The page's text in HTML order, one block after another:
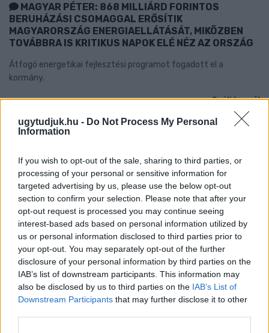
ugytudjuk.hu - Do Not Process My Personal
Information
If you wish to opt-out of the sale, sharing to third parties, or
processing of your personal or sensitive information for
targeted advertising by us, please use the below opt-out
section to confirm your selection. Please note that after your
opt-out request is processed you may continue seeing
interest-based ads based on personal information utilized by
us or personal information disclosed to third parties prior to
your opt-out. You may separately opt-out of the further
disclosure of your personal information by third parties on the
IAB’s list of downstream participants. This information may
also be disclosed by us to third parties on the IAB’s List of
Downstream Participants that may further disclose it to other
MAGYAR PÉTER: 868 MILLIÁRD FORINTOS
BERUHÁZÁSI CSOMAGGAL ERŐSÍTIK
MAGYARORSZÁG ENERGIAELLÁTÁSÁT, MIKÖZBEN
TOVÁBBRA IS KRITIKUS NAPOK ELÉ NÉZ AZ ORSZÁG
Átfogó energetikai fejlesztési programot fogadott el a
kormány.
Szólj hozzá!
ÁTADJÁK A MEGÚJULT ERZSÉBET LIGETI